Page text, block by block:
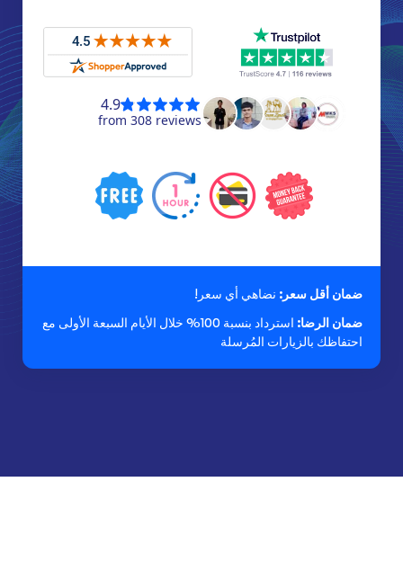
ضمان أقل سعر: نضاهي أي سعر!
ضمان الرضا:
استرداد بنسبة 100% خلال الأيام السبعة الأولى مع
احتفاظك بالزيارات المُرسلة